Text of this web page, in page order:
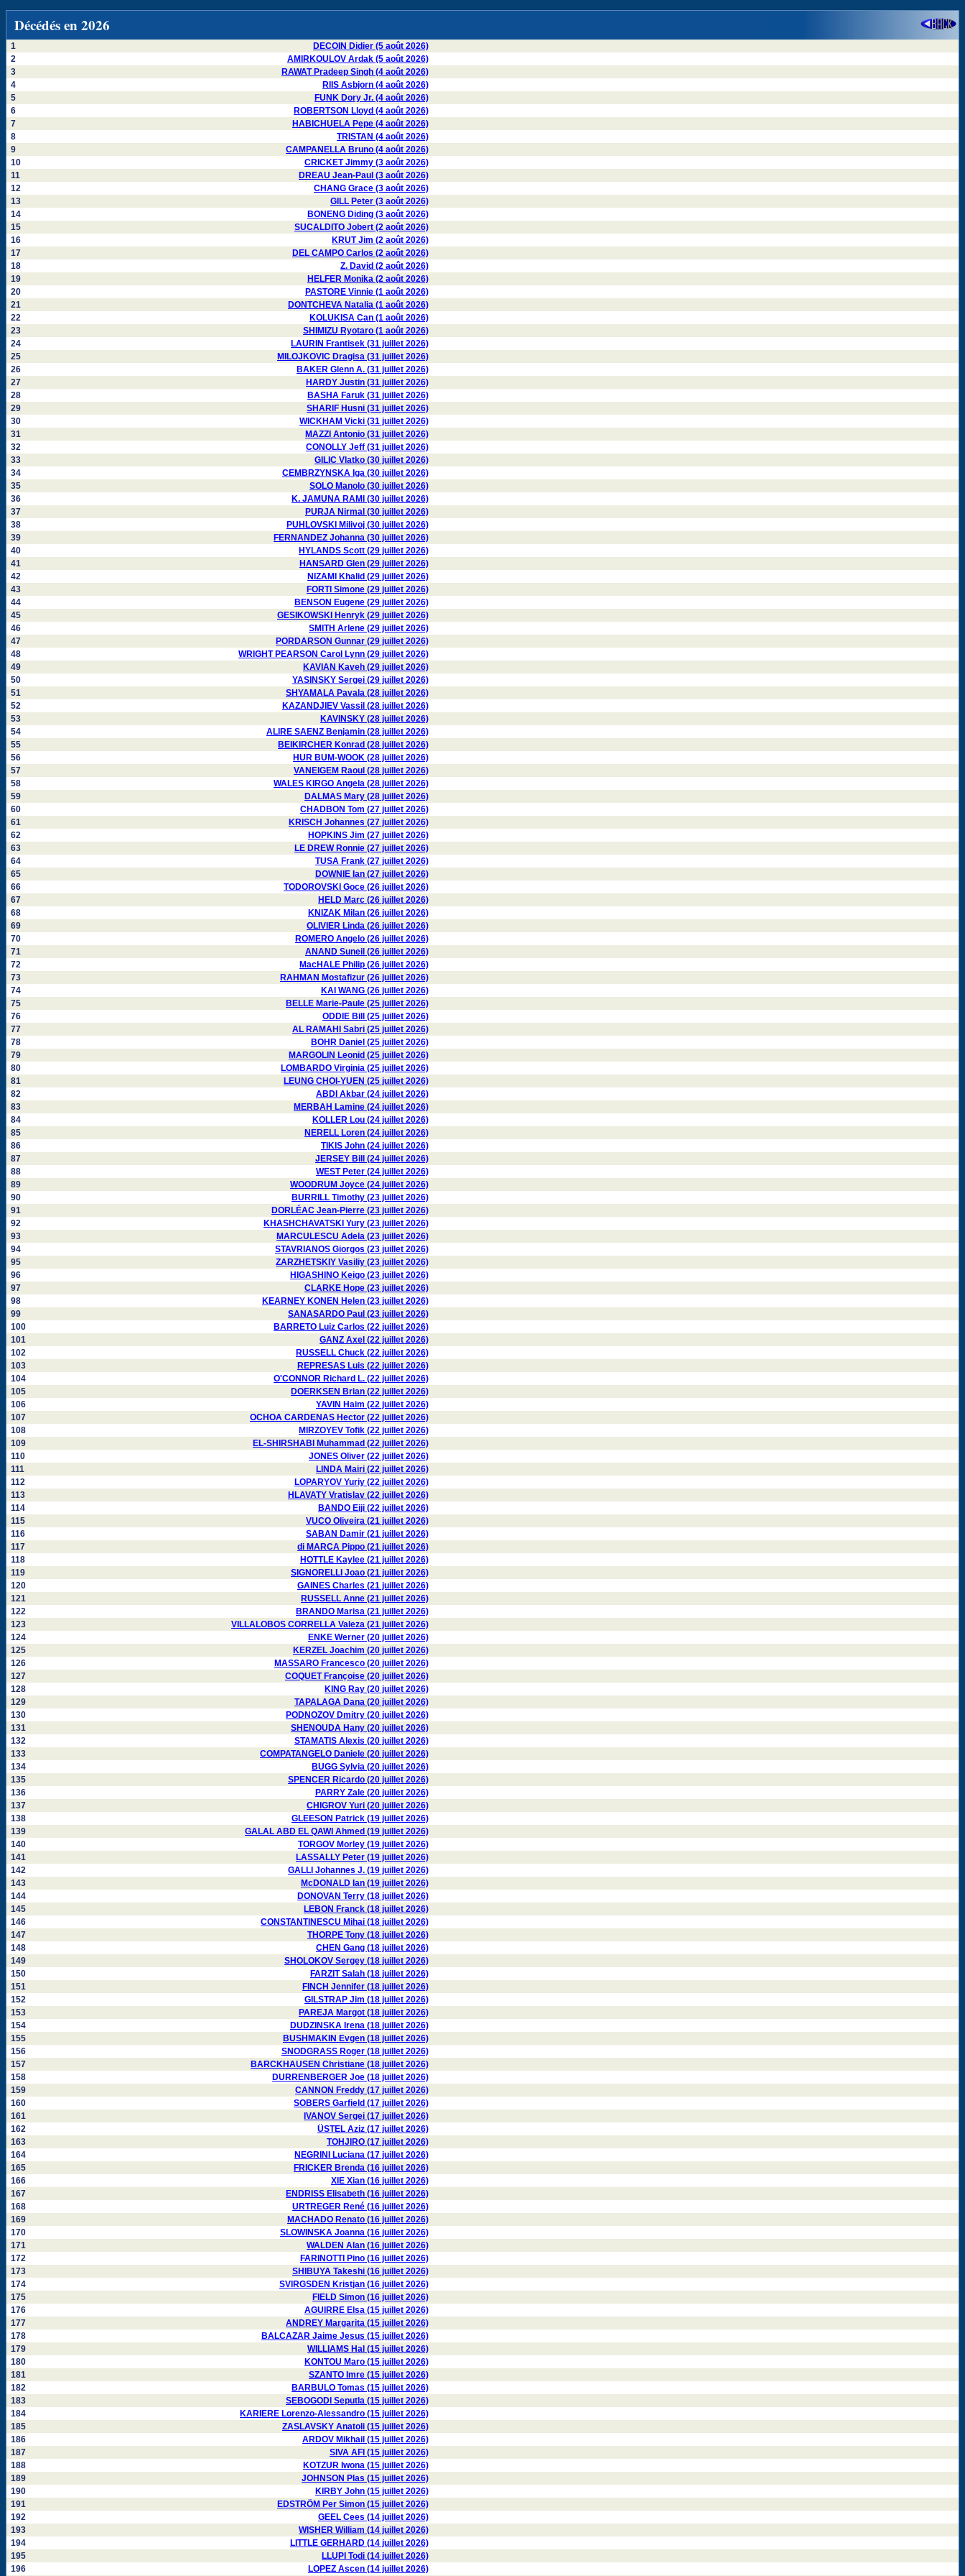
Décédés en 2026
1
DECOIN Didier (5 août 2026)
2
AMIRKOULOV Ardak (5 août 2026)
3
RAWAT Pradeep Singh (4 août 2026)
4
RIIS Asbjorn (4 août 2026)
5
FUNK Dory Jr. (4 août 2026)
6
ROBERTSON Lloyd (4 août 2026)
7
HABICHUELA Pepe (4 août 2026)
8
TRISTAN (4 août 2026)
9
CAMPANELLA Bruno (4 août 2026)
10
CRICKET Jimmy (3 août 2026)
11
DREAU Jean-Paul (3 août 2026)
12
CHANG Grace (3 août 2026)
13
GILL Peter (3 août 2026)
14
BONENG Diding (3 août 2026)
15
SUCALDITO Jobert (2 août 2026)
16
KRUT Jim (2 août 2026)
17
DEL CAMPO Carlos (2 août 2026)
18
Z. David (2 août 2026)
19
HELFER Monika (2 août 2026)
20
PASTORE Vinnie (1 août 2026)
21
DONTCHEVA Natalia (1 août 2026)
22
KOLUKISA Can (1 août 2026)
23
SHIMIZU Ryotaro (1 août 2026)
24
LAURIN Frantisek (31 juillet 2026)
25
MILOJKOVIC Dragisa (31 juillet 2026)
26
BAKER Glenn A. (31 juillet 2026)
27
HARDY Justin (31 juillet 2026)
28
BASHA Faruk (31 juillet 2026)
29
SHARIF Husni (31 juillet 2026)
30
WICKHAM Vicki (31 juillet 2026)
31
MAZZI Antonio (31 juillet 2026)
32
CONOLLY Jeff (31 juillet 2026)
33
GILIC Vlatko (30 juillet 2026)
34
CEMBRZYNSKA Iga (30 juillet 2026)
35
SOLO Manolo (30 juillet 2026)
36
K. JAMUNA RAMI (30 juillet 2026)
37
PURJA Nirmal (30 juillet 2026)
38
PUHLOVSKI Milivoj (30 juillet 2026)
39
FERNANDEZ Johanna (30 juillet 2026)
40
HYLANDS Scott (29 juillet 2026)
41
HANSARD Glen (29 juillet 2026)
42
NIZAMI Khalid (29 juillet 2026)
43
FORTI Simone (29 juillet 2026)
44
BENSON Eugene (29 juillet 2026)
45
GESIKOWSKI Henryk (29 juillet 2026)
46
SMITH Arlene (29 juillet 2026)
47
PORDARSON Gunnar (29 juillet 2026)
48
WRIGHT PEARSON Carol Lynn (29 juillet 2026)
49
KAVIAN Kaveh (29 juillet 2026)
50
YASINSKY Sergei (29 juillet 2026)
51
SHYAMALA Pavala (28 juillet 2026)
52
KAZANDJIEV Vassil (28 juillet 2026)
53
KAVINSKY (28 juillet 2026)
54
ALIRE SAENZ Benjamin (28 juillet 2026)
55
BEIKIRCHER Konrad (28 juillet 2026)
56
HUR BUM-WOOK (28 juillet 2026)
57
VANEIGEM Raoul (28 juillet 2026)
58
WALES KIRGO Angela (28 juillet 2026)
59
DALMAS Mary (28 juillet 2026)
60
CHADBON Tom (27 juillet 2026)
61
KRISCH Johannes (27 juillet 2026)
62
HOPKINS Jim (27 juillet 2026)
63
LE DREW Ronnie (27 juillet 2026)
64
TUSA Frank (27 juillet 2026)
65
DOWNIE Ian (27 juillet 2026)
66
TODOROVSKI Goce (26 juillet 2026)
67
HELD Marc (26 juillet 2026)
68
KNIZAK Milan (26 juillet 2026)
69
OLIVIER Linda (26 juillet 2026)
70
ROMERO Angelo (26 juillet 2026)
71
ANAND Suneil (26 juillet 2026)
72
MacHALE Philip (26 juillet 2026)
73
RAHMAN Mostafizur (26 juillet 2026)
74
KAI WANG (26 juillet 2026)
75
BELLE Marie-Paule (25 juillet 2026)
76
ODDIE Bill (25 juillet 2026)
77
AL RAMAHI Sabri (25 juillet 2026)
78
BOHR Daniel (25 juillet 2026)
79
MARGOLIN Leonid (25 juillet 2026)
80
LOMBARDO Virginia (25 juillet 2026)
81
LEUNG CHOI-YUEN (25 juillet 2026)
82
ABDI Akbar (24 juillet 2026)
83
MERBAH Lamine (24 juillet 2026)
84
KOLLER Lou (24 juillet 2026)
85
NERELL Loren (24 juillet 2026)
86
TIKIS John (24 juillet 2026)
87
JERSEY Bill (24 juillet 2026)
88
WEST Peter (24 juillet 2026)
89
WOODRUM Joyce (24 juillet 2026)
90
BURRILL Timothy (23 juillet 2026)
91
DORLÉAC Jean-Pierre (23 juillet 2026)
92
KHASHCHAVATSKI Yury (23 juillet 2026)
93
MARCULESCU Adela (23 juillet 2026)
94
STAVRIANOS Giorgos (23 juillet 2026)
95
ZARZHETSKIY Vasiliy (23 juillet 2026)
96
HIGASHINO Keigo (23 juillet 2026)
97
CLARKE Hope (23 juillet 2026)
98
KEARNEY KONEN Helen (23 juillet 2026)
99
SANASARDO Paul (23 juillet 2026)
100
BARRETO Luiz Carlos (22 juillet 2026)
101
GANZ Axel (22 juillet 2026)
102
RUSSELL Chuck (22 juillet 2026)
103
REPRESAS Luis (22 juillet 2026)
104
O'CONNOR Richard L. (22 juillet 2026)
105
DOERKSEN Brian (22 juillet 2026)
106
YAVIN Haim (22 juillet 2026)
107
OCHOA CARDENAS Hector (22 juillet 2026)
108
MIRZOYEV Tofik (22 juillet 2026)
109
EL-SHIRSHABI Muhammad (22 juillet 2026)
110
JONES Oliver (22 juillet 2026)
111
LINDA Mairi (22 juillet 2026)
112
LOPARYOV Yuriy (22 juillet 2026)
113
HLAVATY Vratislav (22 juillet 2026)
114
BANDO Eiji (22 juillet 2026)
115
VUCO Oliveira (21 juillet 2026)
116
SABAN Damir (21 juillet 2026)
117
di MARCA Pippo (21 juillet 2026)
118
HOTTLE Kaylee (21 juillet 2026)
119
SIGNORELLI Joao (21 juillet 2026)
120
GAINES Charles (21 juillet 2026)
121
RUSSELL Anne (21 juillet 2026)
122
BRANDO Marisa (21 juillet 2026)
123
VILLALOBOS CORRELLA Valeza (21 juillet 2026)
124
ENKE Werner (20 juillet 2026)
125
KERZEL Joachim (20 juillet 2026)
126
MASSARO Francesco (20 juillet 2026)
127
COQUET Françoise (20 juillet 2026)
128
KING Ray (20 juillet 2026)
129
TAPALAGA Dana (20 juillet 2026)
130
PODNOZOV Dmitry (20 juillet 2026)
131
SHENOUDA Hany (20 juillet 2026)
132
STAMATIS Alexis (20 juillet 2026)
133
COMPATANGELO Daniele (20 juillet 2026)
134
BUGG Sylvia (20 juillet 2026)
135
SPENCER Ricardo (20 juillet 2026)
136
PARRY Zale (20 juillet 2026)
137
CHIGROV Yuri (20 juillet 2026)
138
GLEESON Patrick (19 juillet 2026)
139
GALAL ABD EL QAWI Ahmed (19 juillet 2026)
140
TORGOV Morley (19 juillet 2026)
141
LASSALLY Peter (19 juillet 2026)
142
GALLI Johannes J. (19 juillet 2026)
143
McDONALD Ian (19 juillet 2026)
144
DONOVAN Terry (18 juillet 2026)
145
LEBON Franck (18 juillet 2026)
146
CONSTANTINESCU Mihai (18 juillet 2026)
147
THORPE Tony (18 juillet 2026)
148
CHEN Gang (18 juillet 2026)
149
SHOLOKOV Sergey (18 juillet 2026)
150
FARZIT Salah (18 juillet 2026)
151
FINCH Jennifer (18 juillet 2026)
152
GILSTRAP Jim (18 juillet 2026)
153
PAREJA Margot (18 juillet 2026)
154
DUDZINSKA Irena (18 juillet 2026)
155
BUSHMAKIN Evgen (18 juillet 2026)
156
SNODGRASS Roger (18 juillet 2026)
157
BARCKHAUSEN Christiane (18 juillet 2026)
158
DURRENBERGER Joe (18 juillet 2026)
159
CANNON Freddy (17 juillet 2026)
160
SOBERS Garfield (17 juillet 2026)
161
IVANOV Sergei (17 juillet 2026)
162
ÜSTEL Aziz (17 juillet 2026)
163
TOHJIRO (17 juillet 2026)
164
NEGRINI Luciana (17 juillet 2026)
165
FRICKER Brenda (16 juillet 2026)
166
XIE Xian (16 juillet 2026)
167
ENDRISS Elisabeth (16 juillet 2026)
168
URTREGER René (16 juillet 2026)
169
MACHADO Renato (16 juillet 2026)
170
SLOWINSKA Joanna (16 juillet 2026)
171
WALDEN Alan (16 juillet 2026)
172
FARINOTTI Pino (16 juillet 2026)
173
SHIBUYA Takeshi (16 juillet 2026)
174
SVIRGSDEN Kristjan (16 juillet 2026)
175
FIELD Simon (16 juillet 2026)
176
AGUIRRE Elsa (15 juillet 2026)
177
ANDREY Margarita (15 juillet 2026)
178
BALCAZAR Jaime Jesus (15 juillet 2026)
179
WILLIAMS Hal (15 juillet 2026)
180
KONTOU Maro (15 juillet 2026)
181
SZANTO Imre (15 juillet 2026)
182
BARBULO Tomas (15 juillet 2026)
183
SEBOGODI Seputla (15 juillet 2026)
184
KARIERE Lorenzo-Alessandro (15 juillet 2026)
185
ZASLAVSKY Anatoli (15 juillet 2026)
186
ARDOV Mikhail (15 juillet 2026)
187
SIVA AFI (15 juillet 2026)
188
KOTZUR Iwona (15 juillet 2026)
189
JOHNSON Plas (15 juillet 2026)
190
KIRBY John (15 juillet 2026)
191
EDSTRÖM Per Simon (15 juillet 2026)
192
GEEL Cees (14 juillet 2026)
193
WISHER William (14 juillet 2026)
194
LITTLE GERHARD (14 juillet 2026)
195
LLUPI Todi (14 juillet 2026)
196
LOPEZ Ascen (14 juillet 2026)